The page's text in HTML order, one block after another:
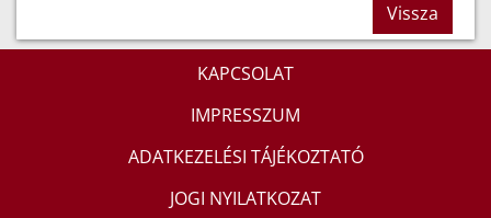
Vissza
KAPCSOLAT
IMPRESSZUM
ADATKEZELÉSI TÁJÉKOZTATÓ
JOGI NYILATKOZAT